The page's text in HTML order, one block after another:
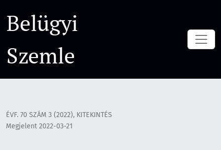
Belügyi
Szemle
ÉVF. 70 SZÁM 3 (2022), KITEKINTÉS
Megjelent 2022-03-21